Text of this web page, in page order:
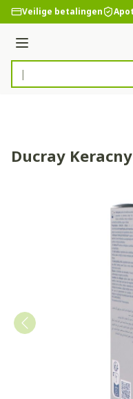
Ga naar de inhoud
Veilige betalingen
Menu
Product, merk,
Ducray